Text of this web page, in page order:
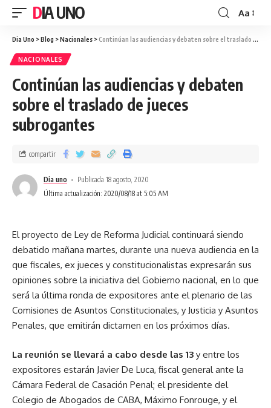
DIA UNO Aa
Dia Uno >Blog >Nacionales >Continúan las audiencias y debaten sobre el traslado de jueces subrogantes
NACIONALES
Continúan las audiencias y debaten
sobre el traslado de jueces
subrogantes
Última actualización: 2020/08/18 at 5:05 AM
Dia uno Publicada 18 agosto, 2020
compartir
El proyecto de Ley de Reforma Judicial continuará siendo
debatido mañana martes, durante una nueva audiencia en la
que fiscales, ex jueces y constitucionalistas expresarán sus
opiniones sobre la iniciativa del Gobierno nacional, en lo que
será la última ronda de expositores ante el plenario de las
Comisiones de Asuntos Constitucionales, y Justicia y Asuntos
Penales, que emitirán dictamen en los próximos días.
La reunión se llevará a cabo desde las 13 y entre los
expositores estarán Javier De Luca, fiscal general ante la
Cámara Federal de Casación Penal; el presidente del
Colegio de Abogados de CABA, Máximo Fonrouge, y el